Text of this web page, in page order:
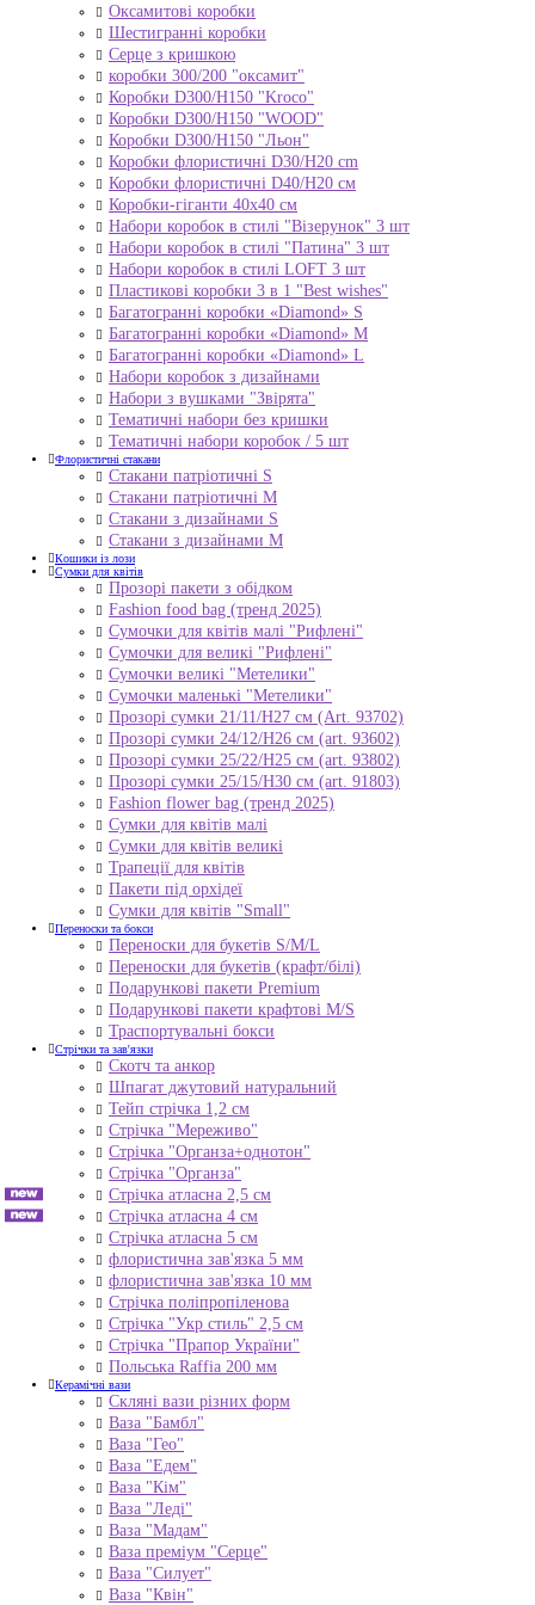
Оксамитові коробки
Шестигранні коробки
Серце з кришкою
коробки 300/200 "оксамит"
Коробки D300/H150 "Kroco"
Коробки D300/H150 "WOOD"
Коробки D300/H150 "Льон"
Коробки флористичні D30/H20 cm
Коробки флористичні D40/H20 cм
Коробки-гіганти 40x40 см
Набори коробок в стилі "Візерунок" 3 шт
Набори коробок в стилі "Патина" 3 шт
Набори коробок в стилі LOFT 3 шт
Пластикові коробки 3 в 1 "Best wishes"
Багатогранні коробки «Diamond» S
Багатогранні коробки «Diamond» M
Багатогранні коробки «Diamond» L
Набори коробок з дизайнами
Набори з вушками "Звірята"
Тематичні набори без кришки
Тематичні набори коробок / 5 шт
Флористичні стакани
Стакани патріотичні S
Стакани патріотичні М
Стакани з дизайнами S
Стакани з дизайнами М
Кошики із лози
Сумки для квітів
Прозорі пакети з обідком
Fashion food bag (тренд 2025)
Сумочки для квітів малі "Рифлені"
Сумочки для великі "Рифлені"
Сумочки великі "Метелики"
Сумочки маленькі "Метелики"
Прозорі сумки 21/11/H27 см (Art. 93702)
Прозорі сумки 24/12/Н26 см (art. 93602)
Прозорі сумки 25/22/Н25 см (art. 93802)
Прозорі сумки 25/15/Н30 см (art. 91803)
Fashion flower bag (тренд 2025)
Сумки для квітів малі
Сумки для квітів великі
Трапеції для квітів
Пакети під орхідеї
Сумки для квітів "Small"
Переноски та бокси
Переноски для букетів S/M/L
Переноски для букетів (крафт/білі)
Подарункові пакети Premium
Подарункові пакети крафтові M/S
Траспортувальні бокси
Стрічки та зав'язки
Скотч та анкор
Шпагат джутовий натуральний
Тейп стрічка 1,2 см
Стрічка "Мереживо"
Стрічка "Органза+однотон"
Стрічка "Органза"
Стрічка атласна 2,5 см
Стрічка атласна 4 см
Стрічка атласна 5 см
флористична зав'язка 5 мм
флористична зав'язка 10 мм
Стрічка поліпропіленова
Стрічка "Укр стиль" 2,5 см
Стрічка "Прапор України"
Польська Raffia 200 мм
Керамічні вази
Скляні вази різних форм
Ваза "Бамбл"
Ваза "Гео"
Ваза "Едем"
Ваза "Кім"
Ваза "Леді"
Ваза "Мадам"
Ваза преміум "Серце"
Ваза "Силует"
Ваза "Квін"